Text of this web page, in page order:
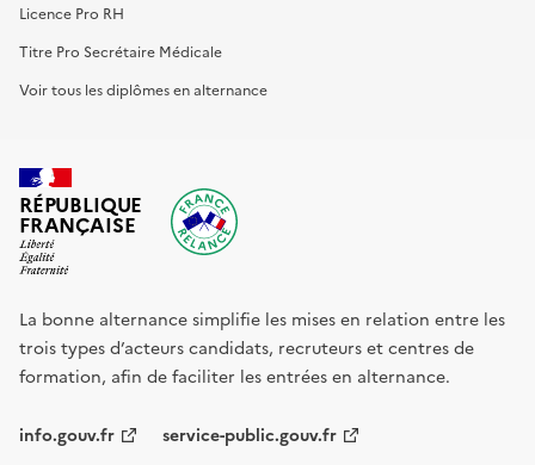
Licence Pro RH
Titre Pro Secrétaire Médicale
Voir tous les diplômes en alternance
RÉPUBLIQUE
FRANÇAISE
La bonne alternance simplifie les mises en relation entre les
trois types d’acteurs candidats, recruteurs et centres de
formation, afin de faciliter les entrées en alternance.
info.gouv.fr service-public.gouv.fr